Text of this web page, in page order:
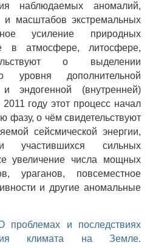
наблюдаемых аномалий,
и масштабов экстремальных
усиление природных
в атмосфере, литосфере,
о выделении
уровня дополнительной
эндогенной (внутренней)
году этот процесс начал
фазу, о чём свидетельствуют
сейсмической энергии,
участившихся сильных
увеличение числа мощных
ураганов, повсеместное
и другие аномальные
проблемах и последствиях
климата на Земле.